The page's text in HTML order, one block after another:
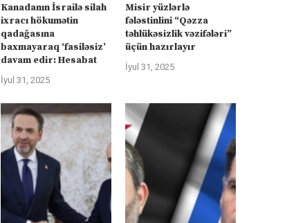
Kanadanın İsrailə silah
ixracı hökumətin
qadağasına
baxmayaraq ‘fasiləsiz’
davam edir: Hesabat
İyul 31, 2025
Misir yüzlərlə
fələstinlini “Qəzza
təhlükəsizlik vəzifələri”
üçün hazırlayır
İyul 31, 2025